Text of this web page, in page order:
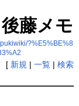
藤メモ
?%E5%BE%8
[ 新規 | 一覧| 検索